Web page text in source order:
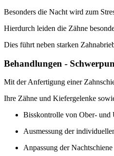
Besonders die Nacht wird zum
Hierdurch leiden die Zähne
Dies führt neben starken
Behandlungen -
Mit der Anfertigung einer
Ihre Zähne und Kiefergelenke
Bisskontrolle von Ober- und
Ausmessung der
Anpassung der Nachtschiene